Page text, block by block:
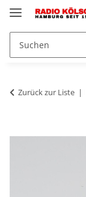
Zurück zur Liste